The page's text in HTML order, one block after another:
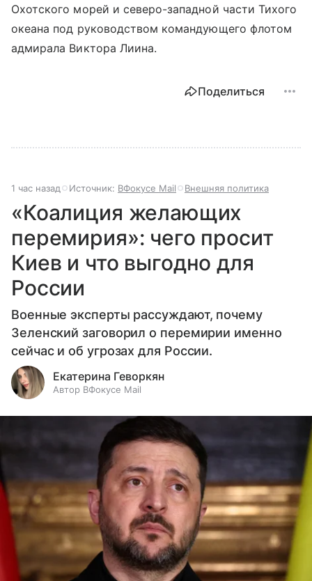
Охотского морей и северо-западной части Тихого
океана под руководством командующего флотом
адмирала Виктора Лиина.
Поделиться
1 час назад Источник: ВФокусе Mail Внешняя политика
«Коалиция желающих
перемирия»: чего просит
Киев и что выгодно для
России
Военные эксперты рассуждают, почему
Зеленский заговорил о перемирии именно
сейчас и об угрозах для России.
Екатерина Геворкян
Автор ВФокусе Mail